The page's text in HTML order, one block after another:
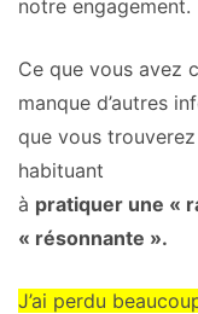
notre engagement.
Ce que vous avez
manque d’autres
que vous
habituant
à pratiquer une «
« résonnante ».
J’ai perdu